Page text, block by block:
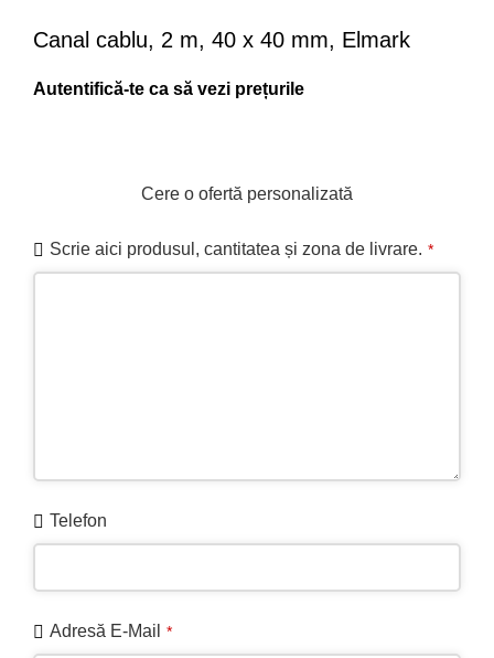
Canal cablu, 2 m, 40 x 40 mm, Elmark
Cere o ofertă personalizată
Scrie aici produsul, cantitatea și zona de livrare. *
Website
URL *
Telefon
Adresă E-Mail *